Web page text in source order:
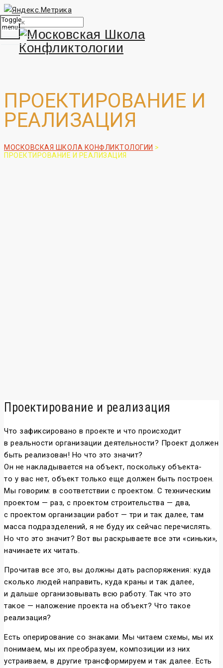
Toggle
menu
ПРОЕКТИРОВАНИЕ И
РЕАЛИЗАЦИЯ
МОСКОВСКАЯ ШКОЛА КОНФЛИКТОЛОГИИ >
ПРОЕКТИРОВАНИЕ И РЕАЛИЗАЦИЯ
Проектирование и реализация
Что зафиксировано в проекте и что происходит
в реальности организации деятельности? Проект должен
быть реализован! Но что это значит?
Он не накладывается на объект, поскольку объекта-
то у вас нет, объект только еще должен быть построен.
Мы говорим: в соответствии с проектом. С техническим
проектом — раз, с проектом строительства — два,
с проектом организации работ — три и так далее, там
масса подразделений, я не буду их сейчас перечислять.
Но что это значит? Вот вы раскрываете все эти «синьки»,
начинаете их читать.
Прочитав все это, вы должны дать распоряжения: куда
сколько людей направить, куда краны и так далее,
и дальше организовывать всю работу. Так что это
такое — наложение проекта на объект? Что такое
реализация?
Есть оперирование со знаками. Мы читаем схемы, мы их
понимаем, мы их преобразуем, композиции из них
устраиваем, в другие трансформируем и так далее. Есть